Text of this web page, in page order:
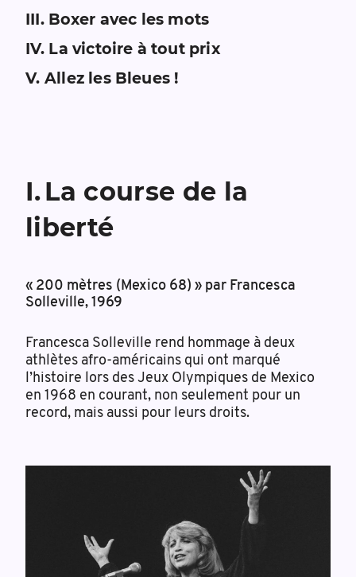
III. Boxer avec les mots
IV. La victoire à tout prix
V. Allez les Bleues !
I.La course de la
liberté
« 200 mètres (Mexico 68) » par Francesca
Solleville, 1969
Francesca Solleville rend hommage à deux
athlètes afro-américains qui ont marqué
l’histoire lors des Jeux Olympiques de Mexico
en 1968 en courant, non seulement pour un
record, mais aussi pour leurs droits.